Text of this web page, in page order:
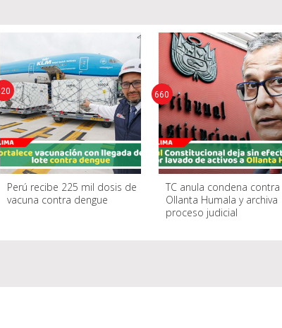
Perú recibe 225 mil dosis de
vacuna contra dengue
TC anula condena contra
Ollanta Humala y archiva
proceso judicial
660